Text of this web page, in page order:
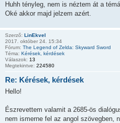
Huhh tényleg, nem is néztem át a
Oké akkor majd jelzem azért.
Szerző: LinEkvel
2017. október 24. 15:34
Fórum: The Legend of Zelda: Skyward Sword
Téma: Kérések, kérdések
Válaszok: 13
Megtekintve: 224580
Re: Kérések, kérdések
Hello!
Észrevettem valamit a 2685-ös
nem ismerne fel az angol szövegben,